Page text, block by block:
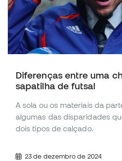
Diferenças entre uma
sapatilha de futsal
A sola ou os materiais da
algumas das disparidades
dois tipos de calçado.
23 de dezembro de 2024